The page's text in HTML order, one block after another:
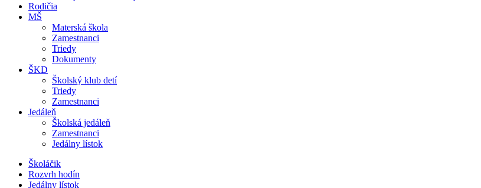
Rodičia
MŠ
Materská škola
Zamestnanci
Triedy
Dokumenty
ŠKD
Školský klub detí
Triedy
Zamestnanci
Jedáleň
Školská jedáleň
Zamestnanci
Jedálny lístok
Školáčik
Rozvrh hodín
Jedálny lístok